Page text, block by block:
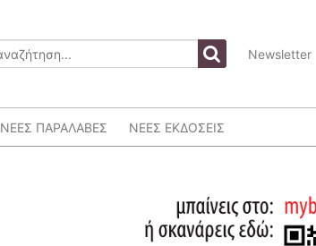
Newsletter
ΝΕΕΣ ΠΑΡΑΛΑΒΕΣ ΝΕΕΣ ΕΚΔΟΣΕΙΣ